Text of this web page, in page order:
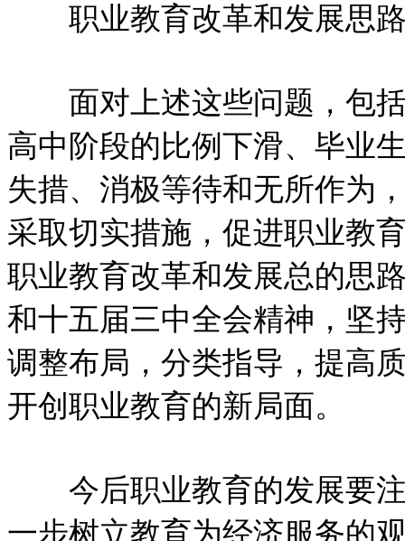
职业教育改革和发展思
面对上述这些问题，包括
高中阶段的比例下滑、毕业
失措、消极等待和无所作为
采取切实措施，促进职业教
职业教育改革和发展总的思
和十五届三中全会精神，坚
调整布局，分类指导，提高
开创职业教育的新局面。
今后职业教育的发展要注
一步树立教育为经济服务的